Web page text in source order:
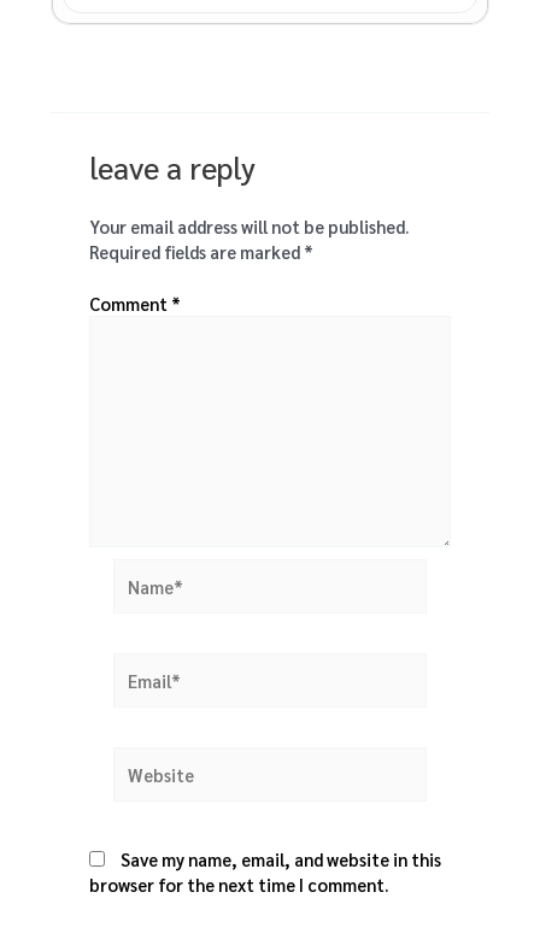
leave a reply
Your email address will not be published.
Required fields are marked *
Comment *
Save my name, email, and website in this
browser for the next time I comment.